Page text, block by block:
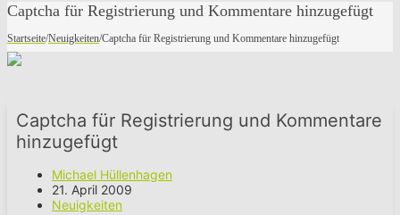
Captcha für Registrierung und Kommentare hinzugefügt
Startseite/Neuigkeiten/Captcha für Registrierung und Kommentare hinzugefügt
Captcha für Registrierung und Kommentare
hinzugefügt
Michael Hüllenhagen
21. April 2009
Neuigkeiten